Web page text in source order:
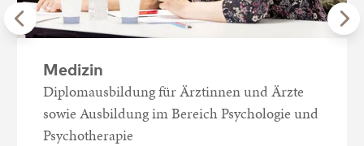
Medizin
Diplomausbildung für Ärztinnen und Ärzte
sowie Ausbildung im Bereich Psychologie und
Psychotherapie